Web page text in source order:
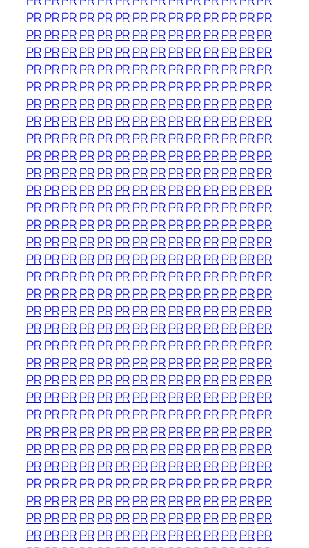
PRPRPRPRPR PRPRPRPRPRPRPR PRPR
PRPRPRPRPR PRPRPRPRPRPRPR PRPR
PRPRPRPRPR PRPRPRPRPRPRPR PRPR
PRPRPRPRPR PRPRPRPRPRPRPR PRPR
PRPRPRPRPR PRPRPRPRPRPRPR PRPR
PRPRPRPRPR PRPRPRPRPRPRPR PRPR
PRPRPRPRPR PRPRPRPRPRPRPR PRPR
PRPRPRPRPR PRPRPRPRPRPRPR PRPR
PRPRPRPRPR PRPRPRPRPRPRPR PRPR
PRPRPRPRPR PRPRPRPRPRPRPR PRPR
PRPRPRPRPR PRPRPRPRPRPRPR PRPR
PRPRPRPRPR PRPRPRPRPRPRPR PRPR
PRPRPRPRPR PRPRPRPRPRPRPR PRPR
PRPRPRPRPR PRPRPRPRPRPRPR PRPR
PRPRPRPRPR PRPRPRPRPRPRPR PRPR
PRPRPRPRPR PRPRPRPRPRPRPR PRPR
PRPRPRPRPR PRPRPRPRPRPRPR PRPR
PRPRPRPRPR PRPRPRPRPRPRPR PRPR
PRPRPRPRPR PRPRPRPRPRPRPR PRPR
PRPRPRPRPR PRPRPRPRPRPRPR PRPR
PRPRPRPRPR PRPRPRPRPRPRPR PRPR
PRPRPRPRPR PRPRPRPRPRPRPR PRPR
PRPRPRPRPR PRPRPRPRPRPRPR PRPR
PRPRPRPRPR PRPRPRPRPRPRPR PRPR
PRPRPRPRPR PRPRPRPRPRPRPR PRPR
PRPRPRPRPR PRPRPRPRPRPRPR PRPR
PRPRPRPRPR PRPRPRPRPRPRPR PRPR
PRPRPRPRPR PRPRPRPRPRPRPR PRPR
PRPRPRPRPR PRPRPRPRPRPRPR PRPR
PRPRPRPRPR PRPRPRPRPRPRPR PRPR
PRPRPRPRPR PRPRPRPRPRPRPR PRPR